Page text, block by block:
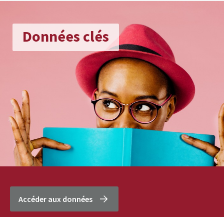
Données clés
Accéder aux données